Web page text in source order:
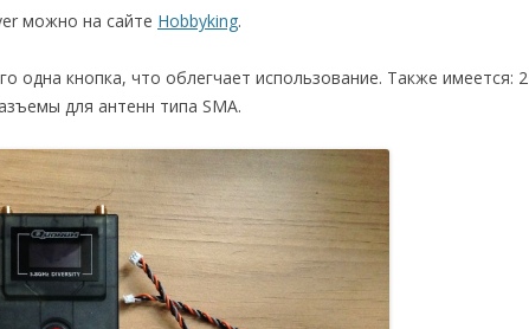
можно на сайте Hobbyking.
одна кнопка, что облегчает использование. Также имеется: 2
для антенн типа SMA.